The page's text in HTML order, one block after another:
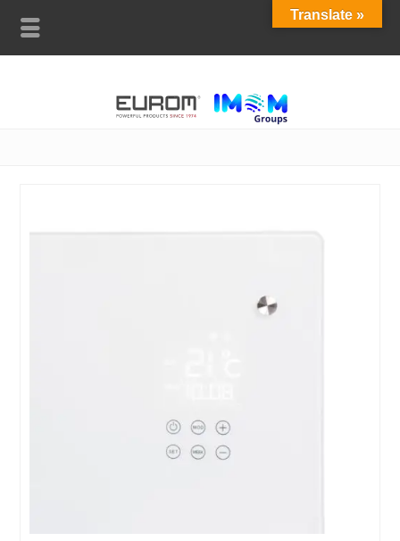
Translate »